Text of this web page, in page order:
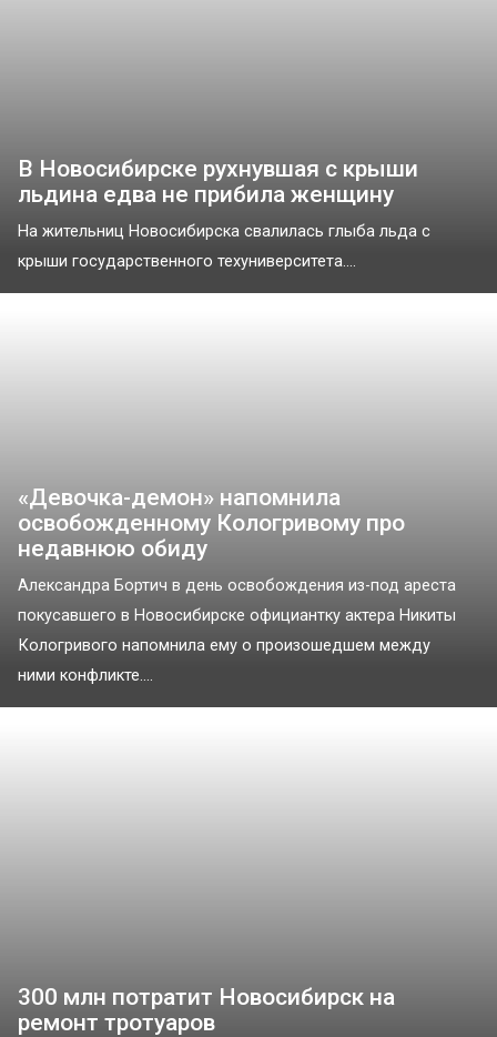
В Новосибирске рухнувшая с крыши
льдина едва не прибила женщину
На жительниц Новосибирска свалилась глыба льда с
крыши государственного техуниверситета....
«Девочка-демон» напомнила
освобожденному Кологривому про
недавнюю обиду
Александра Бортич в день освобождения из-под ареста
покусавшего в Новосибирске официантку актера Никиты
Кологривого напомнила ему о произошедшем между
ними конфликте....
300 млн потратит Новосибирск на
ремонт тротуаров